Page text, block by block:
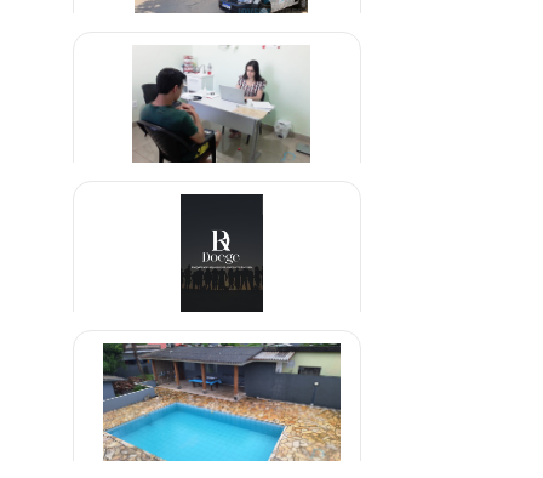
Clínica de Recuperação em
Parelheiros São Paulo
R$ 1.000,00
Clínica de Vicios em Jogos Online
R$ 2.000,00
Internações voluntária e
involuntária
R$ 1.000,00